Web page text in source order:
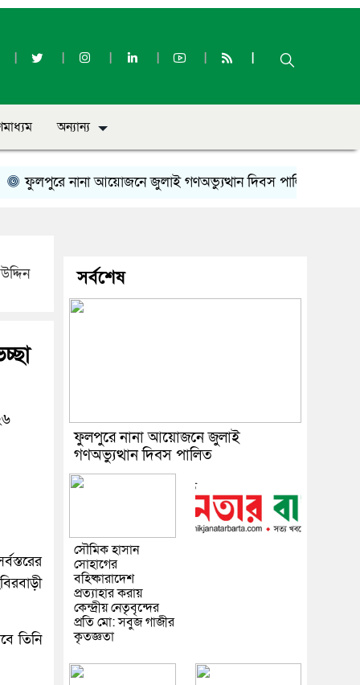
অন্যান্য
নানা আয়োজনে জুলাই গণঅভ্যুত্থান দিবস পালিত
তিনি
সর্বশেষ
ফুলপুরে নানা আয়োজনে জুলাই
গণঅভ্যুত্থান দিবস পালিত
সৌমিক হাসান
সোহাগের
বহিষ্কারাদেশ
প্রত্যাহার করায়
কেন্দ্রীয় নেতৃবৃন্দের
প্রতি মো: সবুজ গাজীর
কৃতজ্ঞতা